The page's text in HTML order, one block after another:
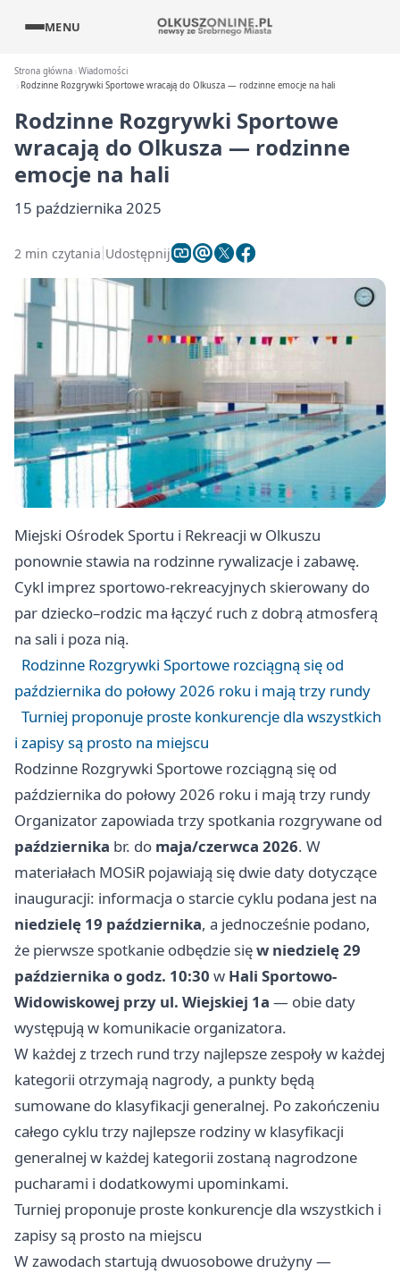
MENU
Strona główna Wiadomości
Rodzinne Rozgrywki Sportowe wracają do Olkusza — rodzinne emocje na hali
Rodzinne Rozgrywki Sportowe
wracają do Olkusza — rodzinne
emocje na hali
15 października 2025
2 min czytania Udostępnij
Miejski Ośrodek Sportu i Rekreacji w Olkuszu
ponownie stawia na rodzinne rywalizacje i zabawę.
Cykl imprez sportowo-rekreacyjnych skierowany do
par dziecko–rodzic ma łączyć ruch z dobrą atmosferą
na sali i poza nią.
Rodzinne Rozgrywki Sportowe rozciągną się od
października do połowy 2026 roku i mają trzy rundy
Turniej proponuje proste konkurencje dla wszystkich
i zapisy są prosto na miejscu
Rodzinne Rozgrywki Sportowe rozciągną się od
października do połowy 2026 roku i mają trzy rundy
Organizator zapowiada trzy spotkania rozgrywane od
października br. do maja/czerwca 2026. W
materiałach MOSiR pojawiają się dwie daty dotyczące
inauguracji: informacja o starcie cyklu podana jest na
niedzielę 19 października, a jednocześnie podano,
że pierwsze spotkanie odbędzie sięw niedzielę 29
października o godz. 10:30 w Hali Sportowo-
Widowiskowej przy ul. Wiejskiej 1a — obie daty
występują w komunikacie organizatora.
W każdej z trzech rund trzy najlepsze zespoły w każdej
kategorii otrzymają nagrody, a punkty będą
sumowane do klasyfikacji generalnej. Po zakończeniu
całego cyklu trzy najlepsze rodziny w klasyfikacji
generalnej w każdej kategorii zostaną nagrodzone
pucharami i dodatkowymi upominkami.
Turniej proponuje proste konkurencje dla wszystkich i
zapisy są prosto na miejscu
W zawodach startują dwuosobowe drużyny —